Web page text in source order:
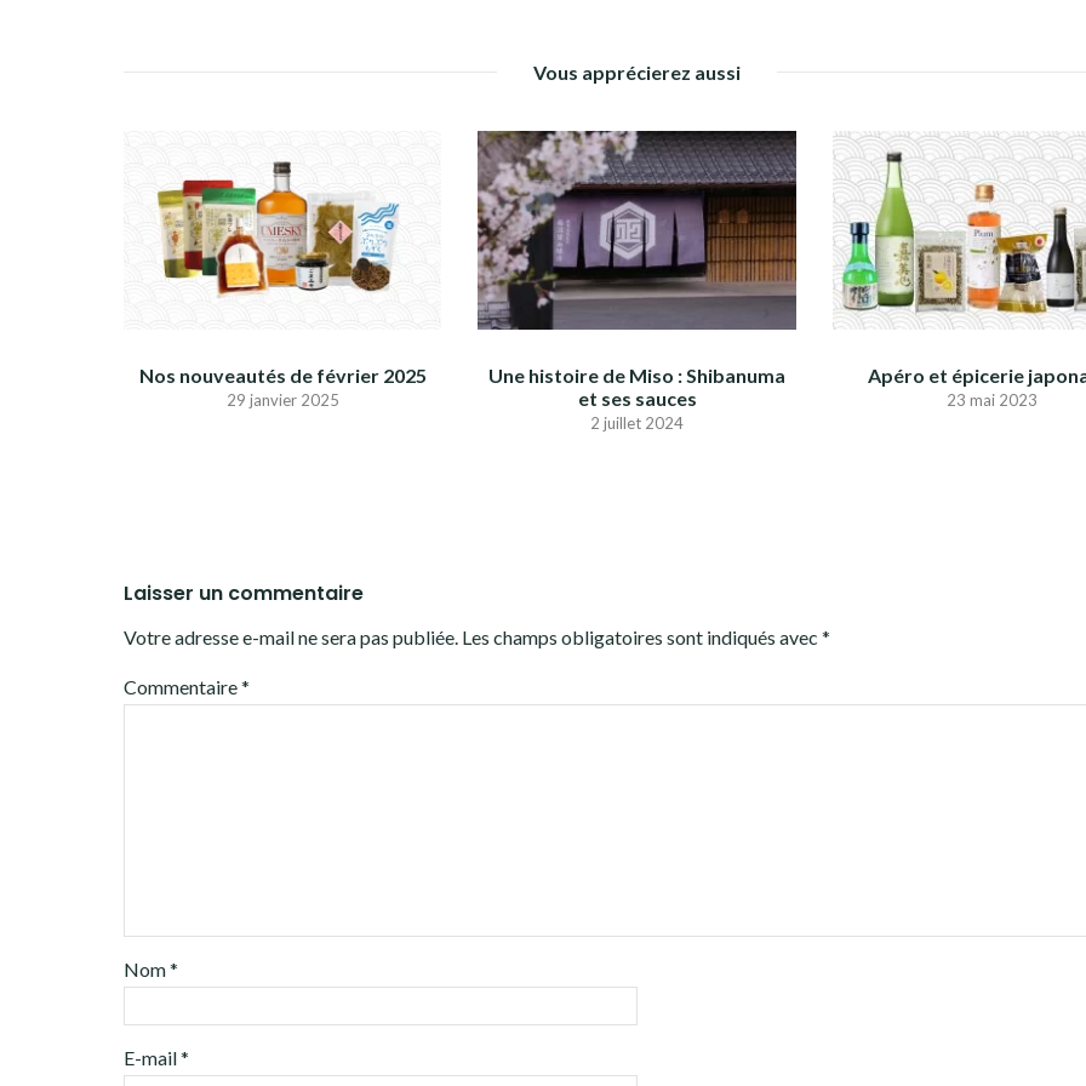
Vous apprécierez aussi
Nos nouveautés de février 2025
29 janvier 2025
Une histoire de Miso : Shibanuma
et ses sauces
2 juillet 2024
Apéro et épicerie
23 mai 2023
Laisser un commentaire
Votre adresse e-mail ne sera pas publiée. Les champs obligatoires sont indiqués avec *
Commentaire*
Nom*
E-mail*